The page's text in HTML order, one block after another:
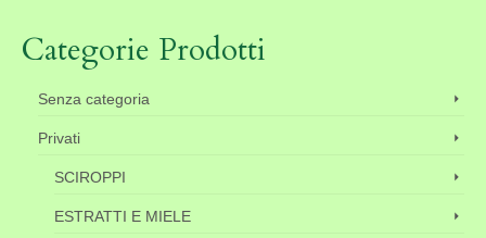
Categorie Prodotti
Senza categoria
Privati
SCIROPPI
ESTRATTI E MIELE